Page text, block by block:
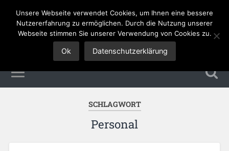
Tourismus Jobs
SCHLAGWORT
Personal
Unsere Webseite verwendet Cookies, um Ihnen eine bessere
Nutzererfahrung zu ermöglichen. Durch die Nutzung unserer
Webseite stimmen Sie unserer Verwendung von Cookies zu.
Ok Datenschutzerklärung